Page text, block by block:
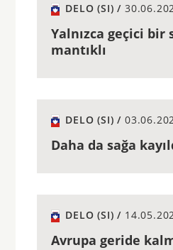
DELO (SI) /
Yalnızca geçici bir
mantıklı
DELO (SI) /
Daha da sağa
DELO (SI) /
Avrupa geride